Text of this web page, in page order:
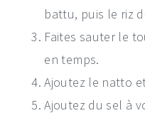
battu, puis le riz
Faites sauter le
en temps.
Ajoutez le natto
Ajoutez du sel à